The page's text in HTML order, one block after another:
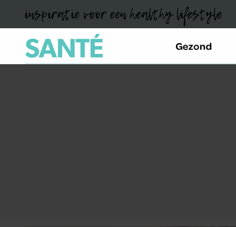
inspiratie voor een healthy lifestyle
Gezond